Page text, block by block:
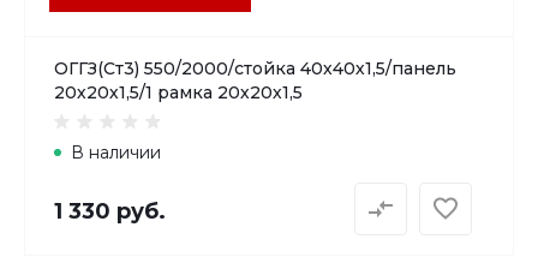
ОГГЗ(Ст3) 550/2000/стойка 40х40х1,5/панель
20х20х1,5/1 рамка 20х20х1,5
В наличии
1 330 руб.